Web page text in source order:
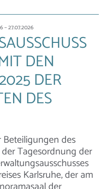
– 27.07.2026
DEN
DER
DES
Beteiligungen des
Tagesordnung der
Karlsruhe, der am